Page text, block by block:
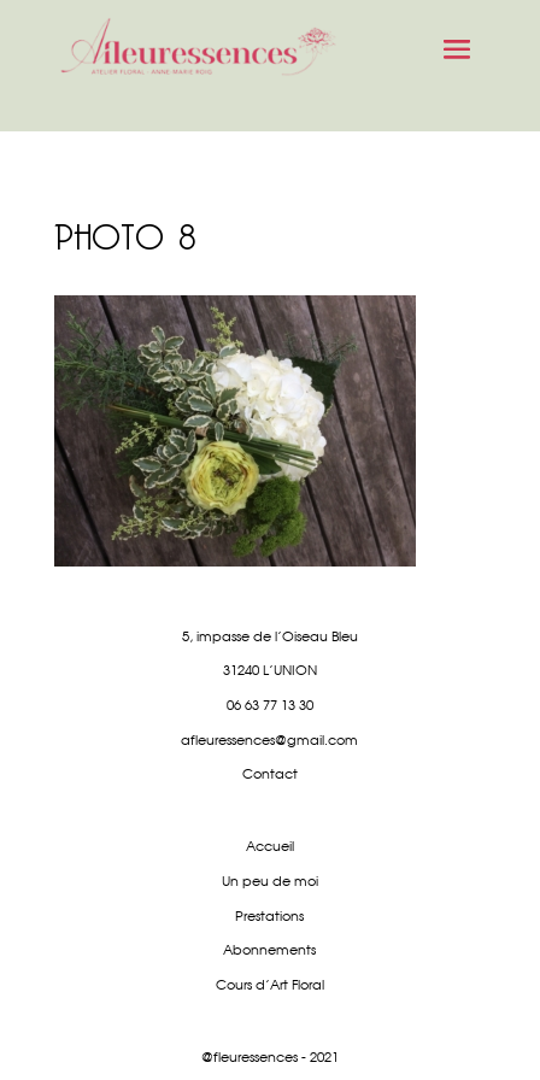
PHOTO 8
5, impasse de l'Oiseau Bleu
31240 L'UNION
06 63 77 13 30
afleuressences@gmail.com
Contact
Accueil
Un peu de moi
Prestations
Abonnements
Cours d'Art Floral
@fleuressences - 2021